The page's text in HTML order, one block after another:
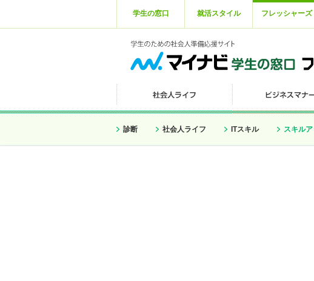
学生の窓口 就活スタイル フレッシャーズ
診断 社会人ライフ ITスキル スキル